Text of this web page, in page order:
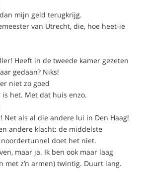
mijn geld terugkrijg.
van Utrecht, die, hoe heet-ie
Heeft in de tweede kamer gezeten
gedaan? Niks!
niet zo goed
is het. Met dat huis enzo.
Net als al die andere lui in Den Haag!
andere klacht: de middelste
doet het niet.
maar ja. Ik ben ook maar laag
met z’n armen) twintig. Duurt lang.